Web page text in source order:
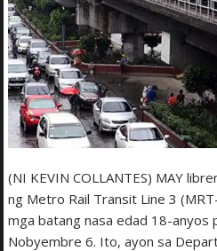
(NI KEVIN COLLANTES) MAY
ng Metro Rail Transit Line 3
mga batang nasa edad 18-anyos
Nobyembre 6. Ito, ayon sa